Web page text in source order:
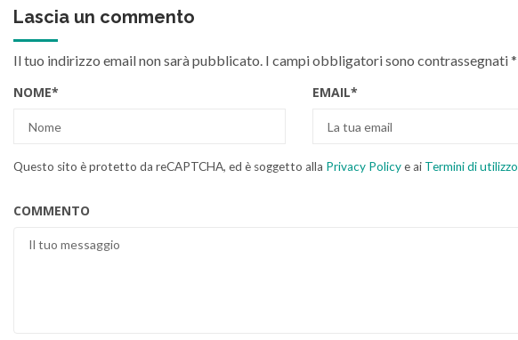
Lascia un commento
Il tuo indirizzo email non sarà pubblicato. I campi obbligatori sono contrassegnati*
NOME* EMAIL*
Questo sito è protetto da reCAPTCHA, ed è soggetto alla Privacy Policye ai Termini di utilizzo
COMMENTO